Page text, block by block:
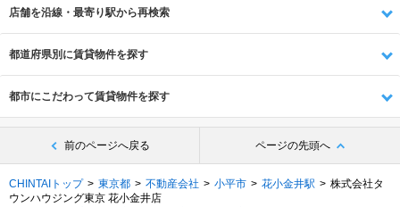
店舗を沿線・最寄り駅から再検索
都道府県別に賃貸物件を探す
都市にこだわって賃貸物件を探す
前のページへ戻る ページの先頭へ
CHINTAIトップ 東京都 不動産会社 小平市 花小金井駅
株式会社タ
ウンハウジング東京 花小金井店